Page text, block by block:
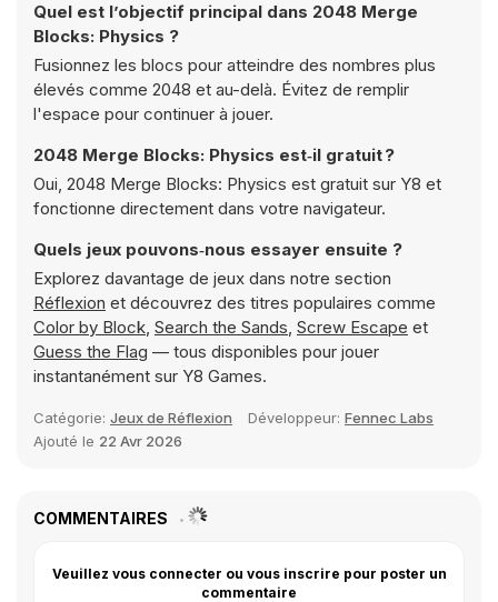
Quel est l’objectif principal dans 2048 Merge
Blocks: Physics ?
Fusionnez les blocs pour atteindre des nombres plus
élevés comme 2048 et au-delà. Évitez de remplir
l'espace pour continuer à jouer.
2048 Merge Blocks: Physics est‑il gratuit ?
Oui, 2048 Merge Blocks: Physics est gratuit sur Y8 et
fonctionne directement dans votre navigateur.
Quels jeux pouvons‑nous essayer ensuite ?
Explorez davantage de jeux dans notre section
Réflexion et découvrez des titres populaires comme
Color by Block, Search the Sands, Screw Escape et
Guess the Flag — tous disponibles pour jouer
instantanément sur Y8 Games.
Catégorie: Jeux de Réflexion Développeur: Fennec Labs
Ajouté le 22 Avr 2026
COMMENTAIRES
Veuillez vous connecter ou vous inscrire pour poster un
commentaire